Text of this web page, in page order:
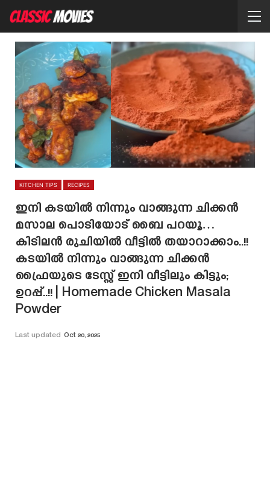
KITCHEN TIPS RECIPES
ഇനി കടയിൽ നിന്നും വാങ്ങുന്ന ചിക്കൻ
മസാല പൊടിയോട് ബൈ പറയൂ…
കിടിലൻ രുചിയിൽ വീട്ടിൽ തയാറാക്കാം..!!
കടയിൽ നിന്നും വാങ്ങുന്ന ചിക്കൻ
ഫ്രൈയുടെ ടേസ്റ്റ് ഇനി വീട്ടിലും കിട്ടും;
ഉറപ്പ്..!! | Homemade Chicken Masala
Powder
Last updated Oct 20, 2025